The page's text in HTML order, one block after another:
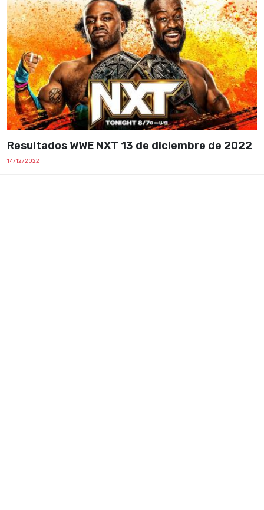
Resultados WWE NXT 13 de diciembre de 2022
14/12/2022